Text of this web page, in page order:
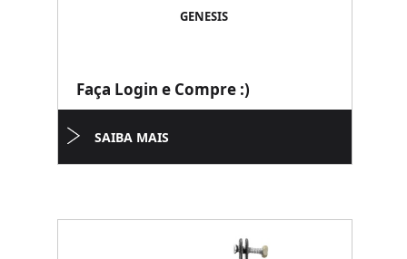
GENESIS
Faça Login e Compre :)
SAIBA MAIS